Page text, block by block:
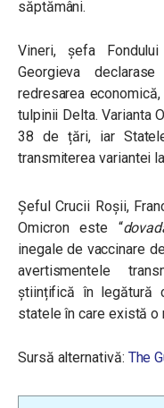
săptămâni.
Vineri, șefa
Georgieva
redresarea
tulpinii Delta. Varianta
38 de țări, iar
transmiterea variantei
Șeful Crucii Roșii,
Omicron este “
inegale de vaccinare
avertismentele
științifică în legătură
statele în care există o
Sursă alternativă: The